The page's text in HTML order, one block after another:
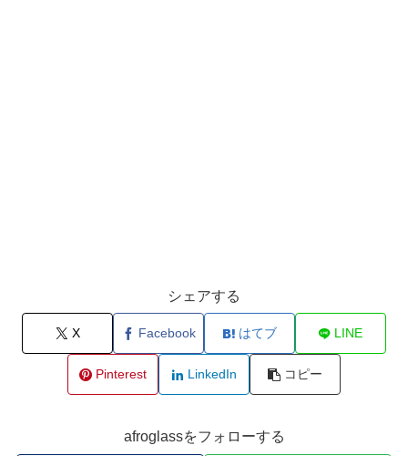
シェアする
X Facebook はてブ LINE
Pinterest LinkedIn コピー
afroglassをフォローする